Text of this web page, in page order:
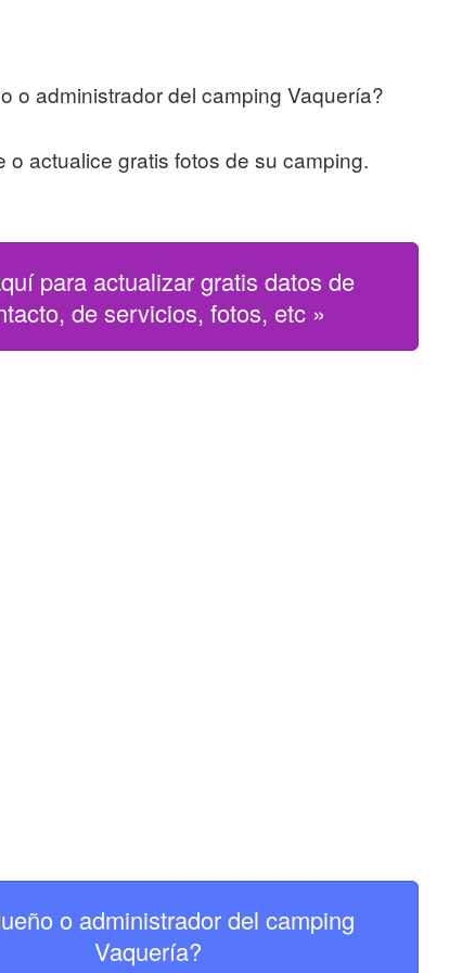
o administrador del camping Vaquería?
o actualice gratis fotos de su camping.
para actualizar gratis datos de
de servicios, fotos, etc »
o administrador del camping
Vaquería?